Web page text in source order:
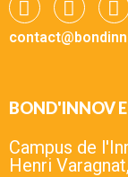
BOND'INNOV
Campus de
Henri